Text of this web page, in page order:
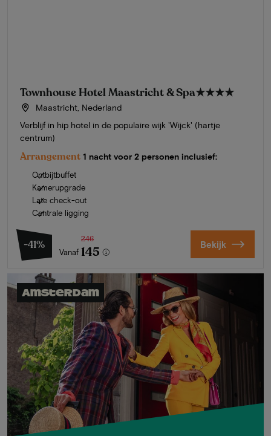
Townhouse Hotel Maastricht & Spa★★★★
Maastricht, Nederland
Verblijf in hip hotel in de populaire wijk 'Wijck' (hartje
centrum)
Arrangement 1 nacht voor 2 personen inclusief:
Ontbijtbuffet
Kamerupgrade
Late check-out
Centrale ligging
-41%
Vanaf
246
145 Bekijk
Amsterdam